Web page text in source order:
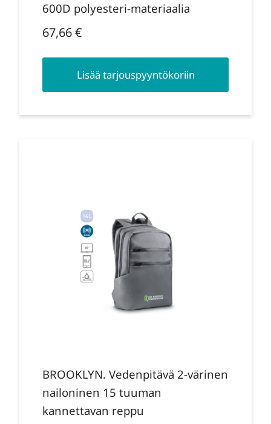
600D polyesteri-materiaalia
67,66€
Lisää tarjouspyyntökoriin
BROOKLYN. Vedenpitävä 2-värinen
nailoninen 15 tuuman
kannettavan reppu